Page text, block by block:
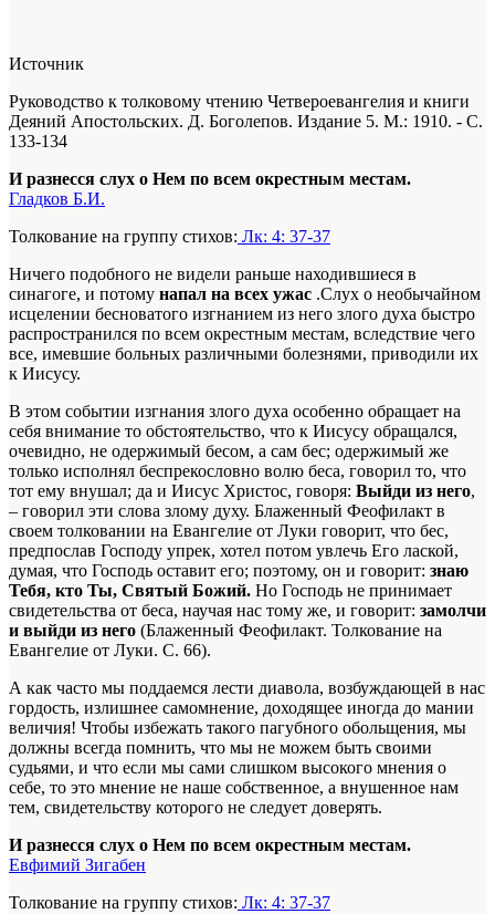
Источник
Руководство к толковому чтению Четвероевангелия и книги
Деяний Апостольских. Д. Боголепов. Издание 5. М.: 1910. - С.
133-134
И разнесся слух о Нем по всем окрестным местам.
Гладков Б.И.
Толкование на группу стихов: Лк: 4: 37-37
Ничего подобного не видели раньше находившиеся в
синагоге, и потому напал на всех ужас .Слух о необычайном
исцелении бесноватого изгнанием из него злого духа быстро
распространился по всем окрестным местам, вследствие чего
все, имевшие больных различными болезнями, приводили их
к Иисусу.
В этом событии изгнания злого духа особенно обращает на
себя внимание то обстоятельство, что к Иисусу обращался,
очевидно, не одержимый бесом, а сам бес; одержимый же
только исполнял беспрекословно волю беса, говорил то, что
тот ему внушал; да и Иисус Христос, говоря: Выйди из него,
– говорил эти слова злому духу. Блаженный Феофилакт в
своем толковании на Евангелие от Луки говорит, что бес,
предпослав Господу упрек, хотел потом увлечь Его лаской,
думая, что Господь оставит его; поэтому, он и говорит: знаю
Тебя, кто Ты, Святый Божий. Но Господь не принимает
свидетельства от беса, научая нас тому же, и говорит: замолчи
и выйди из него (Блаженный Феофилакт. Толкование на
Евангелие от Луки. С. 66).
А как часто мы поддаемся лести диавола, возбуждающей в нас
гордость, излишнее самомнение, доходящее иногда до мании
величия! Чтобы избежать такого пагубного обольщения, мы
должны всегда помнить, что мы не можем быть своими
судьями, и что если мы сами слишком высокого мнения о
себе, то это мнение не наше собственное, а внушенное нам
тем, свидетельству которого не следует доверять.
И разнесся слух о Нем по всем окрестным местам.
Евфимий Зигабен
Толкование на группу стихов: Лк: 4: 37-37